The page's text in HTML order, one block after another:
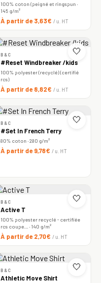
100% coton (peigné et ringspun ·
145 g/m²
À partir de 3,63€ / u. HT
🤍
B&C
#Reset Windbreaker /kids
100% polyester (recyclé) (certifié
rcs)
À partir de 8,82€ / u. HT
🤍
B&C
#Set In French Terry
80% coton · 280 g/m²
À partir de 9,78€ / u. HT
🤍
B&C
Active T
100% polyester recyclé - certifiée
rcs coupe… · 140 g/m²
À partir de 2,70€ / u. HT
🤍
B&C
Athletic Move Shirt